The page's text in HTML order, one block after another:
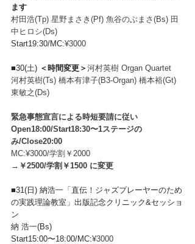
ます
村田浩(Tp) 星野まさき(Pf) 魚谷のぶまさ(Bs) 田
中ヒロシ(Ds)
Start19:30/MC:¥3000
■30(土) ＜時間変更＞ 河村英樹 Organ Quartet
河村英樹(Ts) 橋本有津子(B3-Organ) 橋本裕(Gt)
東敏之(Ds)
緊急事態宣言による時短要請に従い
Open18:00/Start18:30〜1ステージの
み/Close20:00
MC:¥3000/学割￥2000
→￥2500/学割￥1500 に変更
■31(日) 納浩一「直伝！ジャズプレーヤーのため
の実践理論教室」出版記念クリニック&セッショ
ン
納 浩一(Bs)
Start15:00〜18:00/MC:¥3000